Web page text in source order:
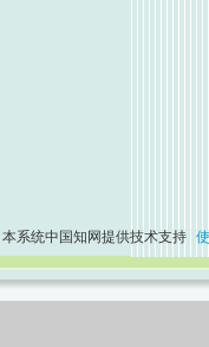
本系统中国知网提供技术支持